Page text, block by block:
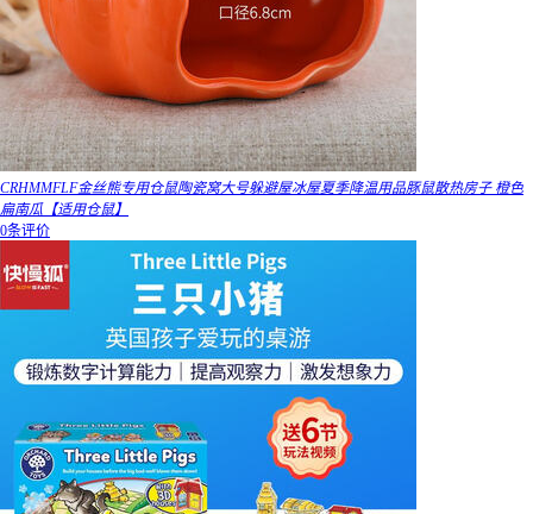
CRHMMFLF金丝熊专用仓鼠陶瓷窝大号躲避屋冰屋夏季降温用品豚鼠散热房子 橙色
扁南瓜【适用仓鼠】
0条评价